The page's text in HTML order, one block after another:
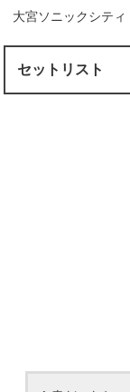
大宮ソニックシティ
セットリスト